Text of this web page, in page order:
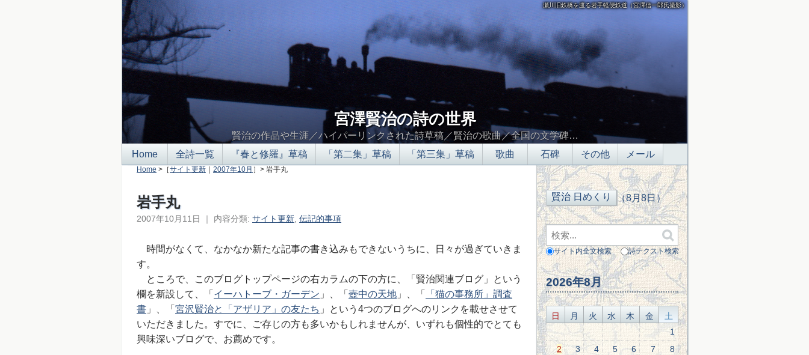
瀬川旧鉄橋を渡る岩手軽便鉄道（宮澤信一郎氏撮影）
宮澤賢治の詩の世界
賢治の作品や生涯／ハイパーリンクされた詩草稿／賢治の歌曲／全国の文学碑…
Home
全詩一覧 『春と修羅』草稿 「第二集」草稿 「第三集」草稿 歌曲 石碑 その他 メール
Home >［サイト更新 ｜ 2007年10月 ］> 岩手丸
岩手丸
2007年10月11日 ｜ 内容分類: サイト更新 伝記的事項
時間がなくて、なかなか新たな記事の書き込みもできないうちに、日々が過ぎていきま
す。
ところで、このブログトップページの右カラムの下の方に、「賢治関連ブログ」という
欄を新設して、「 イーハトーブ・ガーデン 」、「 壺中の天地 」、「
「猫の事務所」調査
書 」、「 宮沢賢治と「アザリア」の友たち 」という4つのブログへのリンクを載せさせて
いただきました。すでに、ご存じの方も多いかもしれませんが、いずれも個性的でとても
興味深いブログで、お薦めです。
（8月8日）
サイト内全文検索 詩テクスト検索
2026年8月
日 月 火 水 木 金
土
1
2
3 4 5 6 7
8